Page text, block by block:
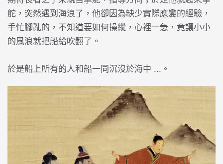
舵，突然遇到海浪了，他卻因為缺少實際應變的經驗，
手忙腳亂的，不知道要如何操縱，心裡一急，竟讓小小
的風浪就把船給吹翻了。
於是船上所有的人和船一同沉沒於海中 ...。